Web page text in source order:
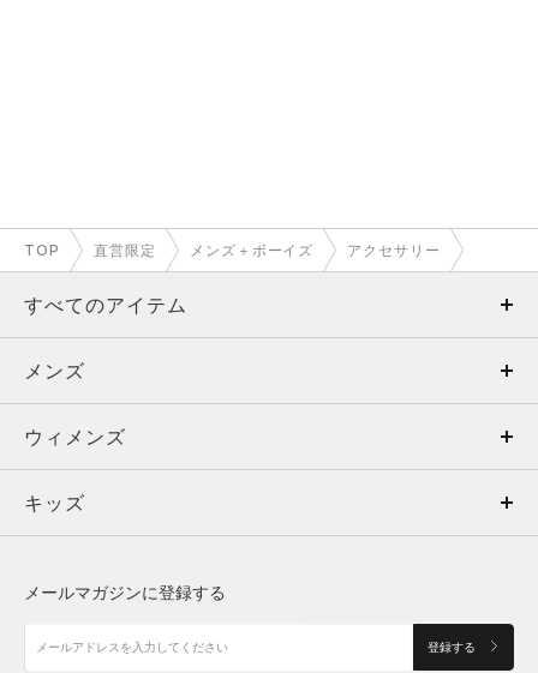
TOP 直営限定 メンズ＋ボーイズ アクセサリー
すべてのアイテム
メンズ
ウィメンズ
キッズ
アクセサリー
メンズ
トップス
ボトムス
アクセサリー
ウィメンズ
トップス
シューズ
キッズ
メールマガジンに登録する
登録する